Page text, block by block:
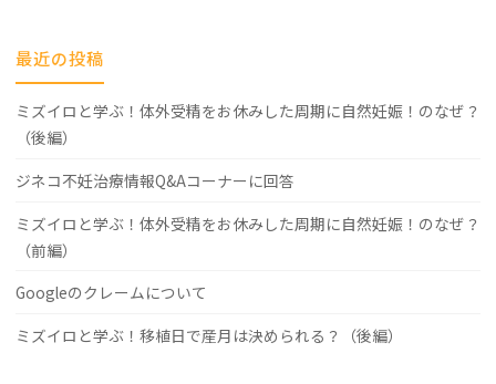
最近の投稿
ミズイロと学ぶ！体外受精をお休みした周期に自然妊娠！のなぜ？
（後編）
ジネコ不妊治療情報Q&Aコーナーに回答
ミズイロと学ぶ！体外受精をお休みした周期に自然妊娠！のなぜ？
（前編）
Googleのクレームについて
ミズイロと学ぶ！移植日で産月は決められる？（後編）